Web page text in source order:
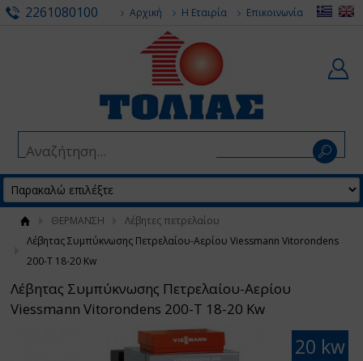
2261080100 Αρχική Η Εταιρία Επικοινωνία
ΘΕΡΜΑΝΣΗ
Λέβητες πετρελαίου
Λέβητας Συμπύκνωσης Πετρελαίου-Αερίου Viessmann Vitorondens
200-T 18-20 Kw
Λέβητας Συμπύκνωσης Πετρελαίου-Αερίου
Viessmann Vitorondens 200-T 18-20 Kw
20 kw